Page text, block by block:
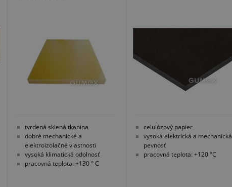
tvrdená sklená tkanina
dobré mechanické a
elektroizolačné vlastnosti
vysoká klimatická odolnosť
pracovná teplota: +130 ° C
celulózový papier
vysoká elektrická a mechanická
pevnosť
pracovná teplota: +120 °C